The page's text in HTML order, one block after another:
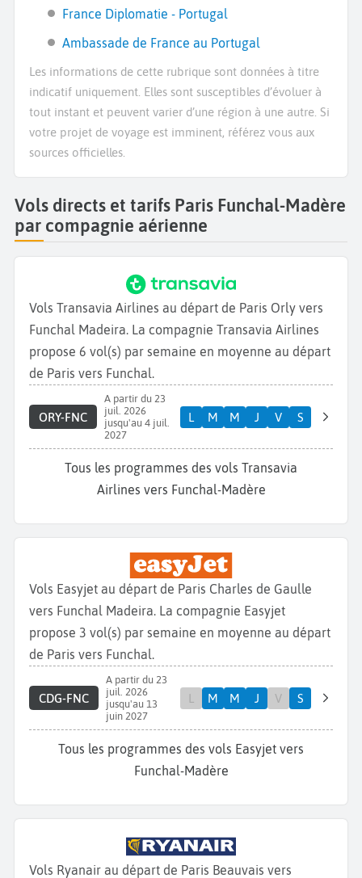
France Diplomatie - Portugal
Ambassade de France au Portugal
Les informations de cette rubrique sont données à titre
indicatif uniquement. Elles sont susceptibles d’évoluer à
tout instant et peuvent varier d’une région à une autre. Si
votre projet de voyage est imminent, référez vous aux
sources officielles.
Vols directs et tarifs Paris Funchal-Madère
par compagnie aérienne
Vols Transavia Airlines au départ de Paris Orly vers
Funchal Madeira. La compagnie Transavia Airlines
propose 6 vol(s) par semaine en moyenne au départ
de Paris vers Funchal.
ORY-FNC
A partir du 23
juil. 2026
jusqu'au 4 juil.
2027
L M M J V S
Tous les programmes des vols Transavia
Airlines vers Funchal-Madère
Vols Easyjet au départ de Paris Charles de Gaulle
vers Funchal Madeira. La compagnie Easyjet
propose 3 vol(s) par semaine en moyenne au départ
de Paris vers Funchal.
CDG-FNC
A partir du 23
juil. 2026
jusqu'au 13
juin 2027
L M M J V S
Tous les programmes des vols Easyjet vers
Funchal-Madère
Vols Ryanair au départ de Paris Beauvais vers